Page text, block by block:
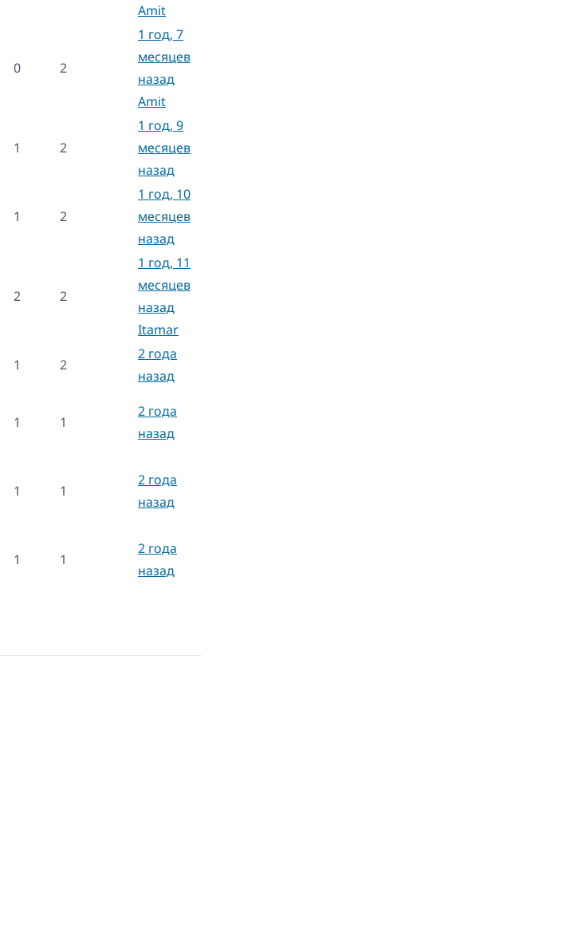
Amit
0 2
1 год, 7
месяцев
назад
Amit
1 2
1 год, 9
месяцев
назад
1 2
1 год, 10
месяцев
назад
2 2
1 год, 11
месяцев
назад
Itamar
1 2
2 года
назад
1 1
2 года
назад
1 1
2 года
назад
1 1
2 года
назад